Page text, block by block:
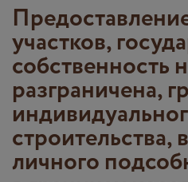
участков,
собственность
разграничена,
строительства,
личного